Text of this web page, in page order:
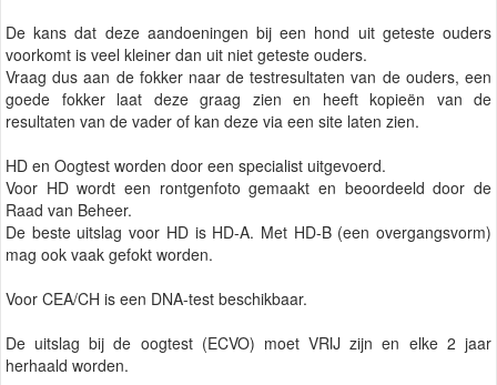
De kans dat deze aandoeningen bij een hond uit geteste ouders
voorkomt is veel kleiner dan uit niet geteste ouders.
Vraag dus aan de fokker naar de testresultaten van de ouders, een
goede fokker laat deze graag zien en heeft kopieën van de
resultaten van de vader of kan deze via een site laten zien.
HD en Oogtest worden door een specialist uitgevoerd.
Voor HD wordt een rontgenfoto gemaakt en beoordeeld door de
Raad van Beheer.
De beste uitslag voor HD is HD-A. Met HD-B (een overgangsvorm)
mag ook vaak gefokt worden.
Voor CEA/CH is een DNA-test beschikbaar.
De uitslag bij de oogtest (ECVO) moet VRIJ zijn en elke 2 jaar
herhaald worden.